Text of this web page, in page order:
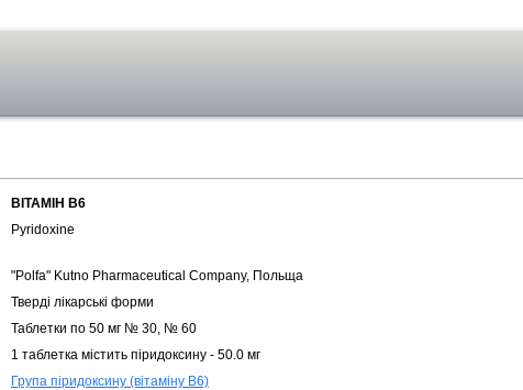
ВІТАМІН В6
Pyridoxine
"Polfa" Kutno Pharmaceutical Company, Польща
Тверді лікарські форми
Таблетки по 50 мг № 30, № 60
1 таблетка містить піридоксину - 50.0 мг
Група піридоксину (вітаміну В6)